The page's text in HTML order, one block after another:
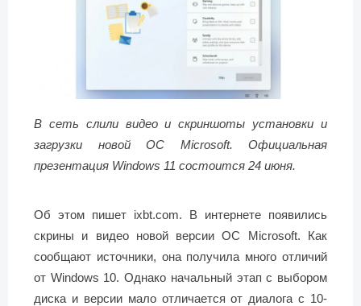
В сеть слили видео и скриншоты установки и
загрузки новой ОС Microsoft. Официальная
презентация Windows 11 состоится 24 июня.
Об этом пишет ixbt.com. В интернете появились
скрины и видео новой версии ОС Microsoft. Как
сообщают источники, она получила много отличий
от Windows 10. Однако начальный этап с выбором
диска и версии мало отличается от диалога с 10-